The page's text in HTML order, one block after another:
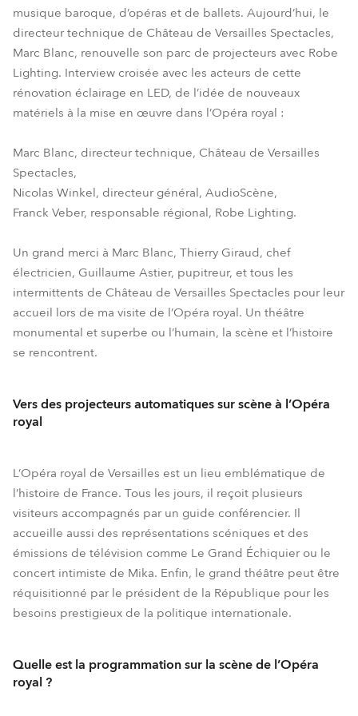
musique baroque, d’opéras et de ballets. Aujourd’hui, le
directeur technique de Château de Versailles Spectacles,
Marc Blanc, renouvelle son parc de projecteurs avec Robe
Lighting. Interview croisée avec les acteurs de cette
rénovation éclairage en LED, de l’idée de nouveaux
matériels à la mise en œuvre dans l’Opéra royal :
Marc Blanc, directeur technique, Château de Versailles
Spectacles,
Nicolas Winkel, directeur général, AudioScène,
Franck Veber, responsable régional, Robe Lighting.
Un grand merci à Marc Blanc, Thierry Giraud, chef
électricien, Guillaume Astier, pupitreur, et tous les
intermittents de Château de Versailles Spectacles pour leur
accueil lors de ma visite de l’Opéra royal. Un théâtre
monumental et superbe ou l’humain, la scène et l’histoire
se rencontrent.
Vers des projecteurs automatiques sur scène à l’Opéra
royal
L’Opéra royal de Versailles est un lieu emblématique de
l’histoire de France. Tous les jours, il reçoit plusieurs
visiteurs accompagnés par un guide conférencier. Il
accueille aussi des représentations scéniques et des
émissions de télévision comme Le Grand Échiquier ou le
concert intimiste de Mika. Enfin, le grand théâtre peut être
réquisitionné par le président de la République pour les
besoins prestigieux de la politique internationale.
Quelle est la programmation sur la scène de l’Opéra
royal ?